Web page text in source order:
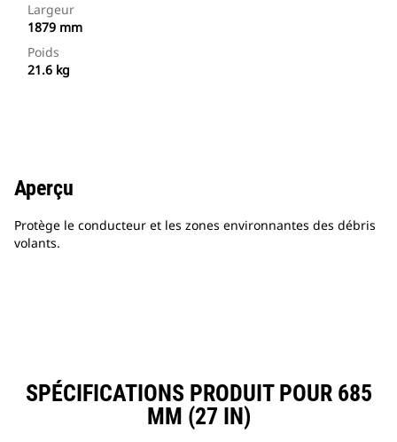
Largeur
1879 mm
Poids
21.6 kg
Aperçu
Protège le conducteur et les zones environnantes des débris
volants.
SPÉCIFICATIONS PRODUIT POUR 685
MM (27 IN)